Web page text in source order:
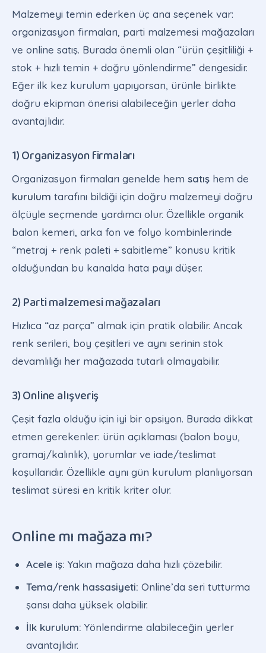
Malzemeyi temin ederken üç ana seçenek var:
organizasyon firmaları, parti malzemesi mağazaları
ve online satış. Burada önemli olan “ürün çeşitliliği +
stok + hızlı temin + doğru yönlendirme” dengesidir.
Eğer ilk kez kurulum yapıyorsan, ürünle birlikte
doğru ekipman önerisi alabileceğin yerler daha
avantajlıdır.
1) Organizasyon firmaları
Organizasyon firmaları genelde hem satış hem de
kurulum tarafını bildiği için doğru malzemeyi doğru
ölçüyle seçmende yardımcı olur. Özellikle organik
balon kemeri, arka fon ve folyo kombinlerinde
“metraj + renk paleti + sabitleme” konusu kritik
olduğundan bu kanalda hata payı düşer.
2) Parti malzemesi mağazaları
Hızlıca “az parça” almak için pratik olabilir. Ancak
renk serileri, boy çeşitleri ve aynı serinin stok
devamlılığı her mağazada tutarlı olmayabilir.
3) Online alışveriş
Çeşit fazla olduğu için iyi bir opsiyon. Burada dikkat
etmen gerekenler: ürün açıklaması (balon boyu,
gramaj/kalınlık), yorumlar ve iade/teslimat
koşullarıdır. Özellikle aynı gün kurulum planlıyorsan
teslimat süresi en kritik kriter olur.
Online mı mağaza mı?
Acele iş: Yakın mağaza daha hızlı çözebilir.
Tema/renk hassasiyeti: Online’da seri tutturma
şansı daha yüksek olabilir.
İlk kurulum: Yönlendirme alabileceğin yerler
avantajlıdır.